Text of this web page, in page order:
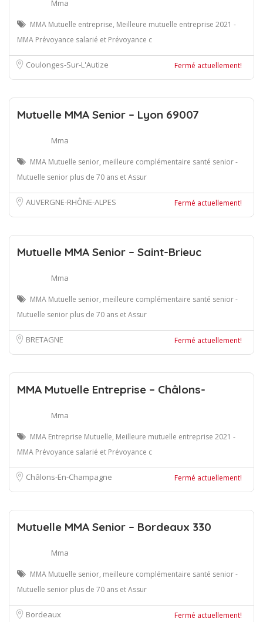
Mma
MMA Mutuelle entreprise, Meilleure mutuelle entreprise 2021 -
MMA Prévoyance salarié et Prévoyance c
Coulonges-Sur-L'Autize Fermé actuellement!
Mutuelle MMA Senior – Lyon 69007
Mma
MMA Mutuelle senior, meilleure complémentaire santé senior -
Mutuelle senior plus de 70 ans et Assur
AUVERGNE-RHÔNE-ALPES Fermé actuellement!
Mutuelle MMA Senior – Saint-Brieuc
Mma
MMA Mutuelle senior, meilleure complémentaire santé senior -
Mutuelle senior plus de 70 ans et Assur
BRETAGNE Fermé actuellement!
MMA Mutuelle Entreprise – Châlons-
Mma
MMA Entreprise Mutuelle, Meilleure mutuelle entreprise 2021 -
MMA Prévoyance salarié et Prévoyance c
Châlons-En-Champagne Fermé actuellement!
Mutuelle MMA Senior – Bordeaux 330
Mma
MMA Mutuelle senior, meilleure complémentaire santé senior -
Mutuelle senior plus de 70 ans et Assur
Bordeaux Fermé actuellement!